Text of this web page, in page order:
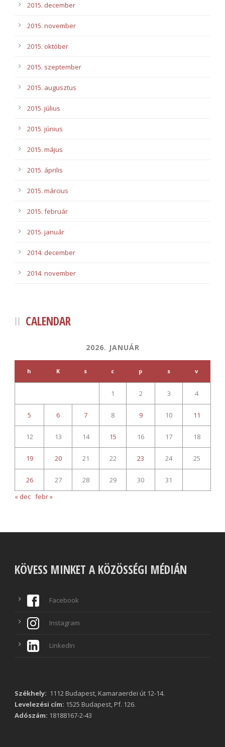
2015. december
2015. november
2015. október
2015. szeptember
2015. augusztus
2015. július
2015. június
2015. május
2015. április
2015. március
2015. február
2015. január
2014. december
2014. november
CALENDAR
2026. JANUÁR
h K s c p s v
1 2 3 4
5 6 7 8 9 10 11
12 13 14 15 16 17 18
19 20 21 22 23 24 25
26 27 28 29 30
31
« dec febr »
KÖVESS MINKET A KÖZÖSSÉGI MÉDIÁN
Facebook
Instagram
LinkedIn
Székhely: 1112 Budapest, Kamaraerdei út 12-14.
Levelezési cím: 1525 Budapest, Pf. 126.
Adószám: 18188167-2-43